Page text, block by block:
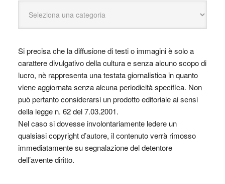
Si precisa che la diffusione di testi o immagini è solo a
carattere divulgativo della cultura e senza alcuno scopo di
lucro, nè rappresenta una testata giornalistica in quanto
viene aggiornata senza alcuna periodicità specifica. Non
può pertanto considerarsi un prodotto editoriale ai sensi
della legge n. 62 del 7.03.2001.
Nel caso si dovesse involontariamente ledere un
qualsiasi copyright d’autore, il contenuto verrà rimosso
immediatamente su segnalazione del detentore
dell’avente diritto.